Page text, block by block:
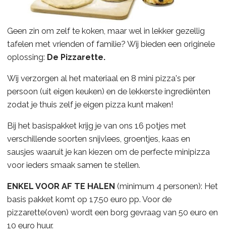
Geen zin om zelf te koken, maar wel in lekker gezellig
tafelen met vrienden of familie? Wij bieden een originele
oplossing: De Pizzarette.
Wij verzorgen al het materiaal en 8 mini pizza's per
persoon (uit eigen keuken) en de lekkerste ingrediënten
zodat je thuis zelf je eigen pizza kunt maken!
Bij het basispakket krijg je van ons 16 potjes met
verschillende soorten snijvlees, groentjes, kaas en
sausjes waaruit je kan kiezen om de perfecte minipizza
voor ieders smaak samen te stellen.
ENKEL VOOR AF TE HALEN (minimum 4 personen): Het
basis pakket komt op 17.50 euro pp. Voor de
pizzarette(oven) wordt een borg gevraag van 50 euro en
10 euro huur.